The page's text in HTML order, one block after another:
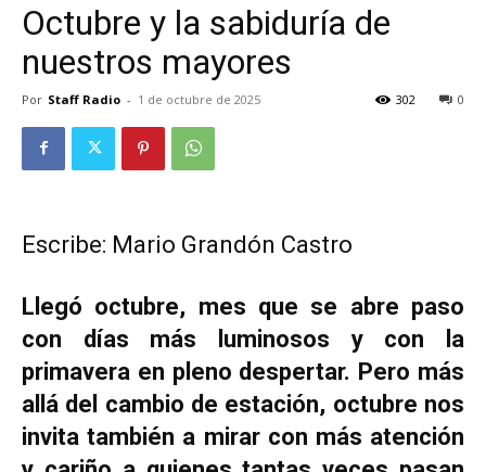
Octubre y la sabiduría de
nuestros mayores
Por Staff Radio - 1 de octubre de 2025 0
302
Escribe: Mario Grandón Castro
Llegó octubre, mes que se abre paso
con días más luminosos y con la
primavera en pleno despertar. Pero más
allá del cambio de estación, octubre nos
invita también a mirar con más atención